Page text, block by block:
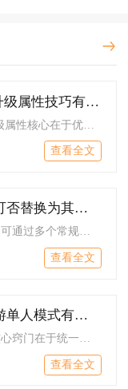
侠义ol南少林升级属性技巧有哪些
侠义OL南少林升级属性核心在于优先根骨体魄打底、按流派补力量...
查看全文
奇迹暖暖冬眠可否替换为其他活动
奇迹暖暖冬眠套装可通过多个常规活动替代获取，无需依赖特定限时...
查看全文
少年三国志手游单人模式有什么技巧和窍门
查看全文